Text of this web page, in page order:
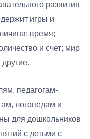
развития
игры и
время;
и счет; мир
педагогам-
логопедам и
для дошкольников
с детьми с